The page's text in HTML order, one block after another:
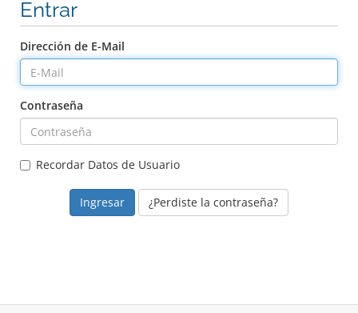
Entrar
Dirección de E-Mail
Contraseña
Recordar Datos de Usuario
¿Perdiste la contraseña?